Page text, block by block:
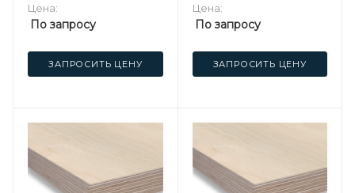
Цена:
По запросу
ЗАПРОСИТЬ ЦЕНУ
Цена:
По запросу
ЗАПРОСИТЬ ЦЕНУ